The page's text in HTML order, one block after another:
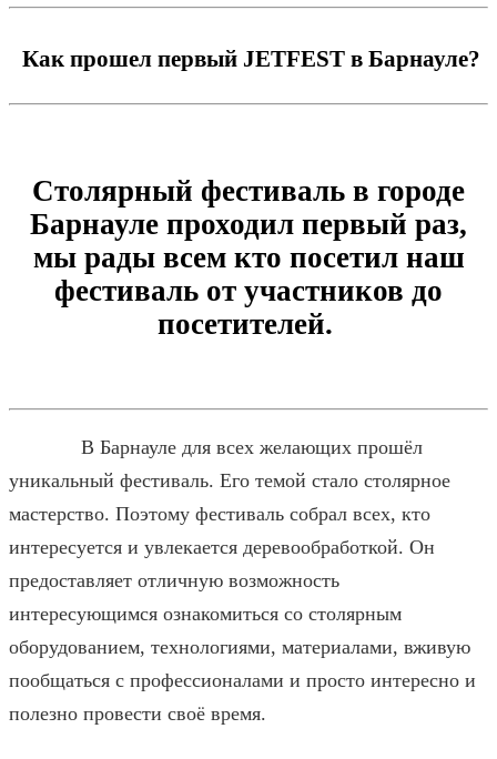
Как прошел первый JETFEST в Барнауле?
Столярный фестиваль в городе
Барнауле проходил первый раз,
мы рады всем кто посетил наш
фестиваль от участников до
посетителей.
В Барнауле для всех желающих прошёл
уникальный фестиваль. Его темой стало столярное
мастерство. Поэтому фестиваль собрал всех, кто
интересуется и увлекается деревообработкой. Он
предоставляет отличную возможность
интересующимся ознакомиться со столярным
оборудованием, технологиями, материалами, вживую
пообщаться с профессионалами и просто интересно и
полезно провести своё время.